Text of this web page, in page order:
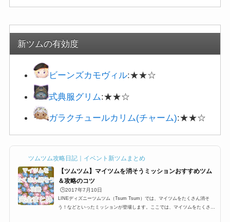
新ツムの有効度
ビーンズカモヴィル:★★☆
式典服グリム:★★☆
ガラクチュールカリム(チャーム):★★☆
ツムツム攻略日記｜イベント新ツムまとめ
【ツムツム】マイツムを消そうミッションおすすめツム
＆攻略のコツ
🕒️2017年7月10日
LINEディズニーツムツム（Tsum Tsum）では、マイツムをたくさん消そ
う！などといったミッションが登場します。ここでは、マイツムをたくさん